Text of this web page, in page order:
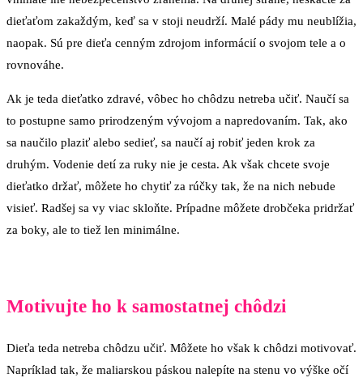
dieťaťom zakaždým, keď sa v stoji neudrží. Malé pády mu neublížia,
naopak. Sú pre dieťa cenným zdrojom informácií o svojom tele a o
rovnováhe.
Ak je teda dieťatko zdravé, vôbec ho chôdzu netreba učiť. Naučí sa
to postupne samo prirodzeným vývojom a napredovaním. Tak, ako
sa naučilo plaziť alebo sedieť, sa naučí aj robiť jeden krok za
druhým. Vodenie detí za ruky nie je cesta. Ak však chcete svoje
dieťatko držať, môžete ho chytiť za rúčky tak, že na nich nebude
visieť. Radšej sa vy viac skloňte. Prípadne môžete drobčeka pridržať
za boky, ale to tiež len minimálne.
Motivujte ho k samostatnej chôdzi
Dieťa teda netreba chôdzu učiť. Môžete ho však k chôdzi motivovať.
Napríklad tak, že maliarskou páskou nalepíte na stenu vo výške očí